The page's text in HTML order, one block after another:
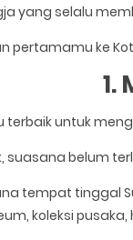
yang selalu
pertamamu ke
1.
terbaik untuk
suasana belum
tempat tinggal
koleksi